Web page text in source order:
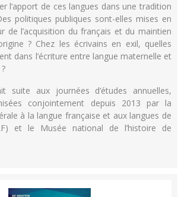
l’apport de ces langues dans une tradition
politiques publiques sont-elles mises en
de l’acquisition du français et du maintien
? Chez les écrivains en exil, quelles
dans l’écriture entre langue maternelle et
suite aux journées d’études annuelles,
conjointement depuis 2013 par la
à la langue française et aux langues de
et le Musée national de l’histoire de